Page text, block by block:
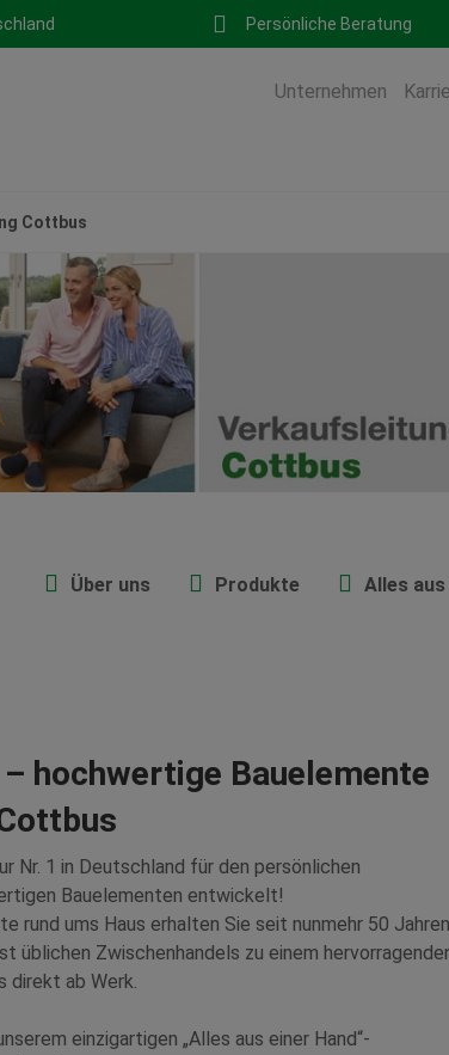
Persönliche Beratung
Unternehmen
Cottbus
Über uns Produkte Alles aus
– hochwertige Bauelemente
Nr. 1 in Deutschland für den persönlichen
Bauelementen entwickelt!
rund ums Haus erhalten Sie seit nunmehr 50 Jahren
üblichen Zwischenhandels zu einem
direkt ab Werk.
einzigartigen „Alles aus einer Hand“-